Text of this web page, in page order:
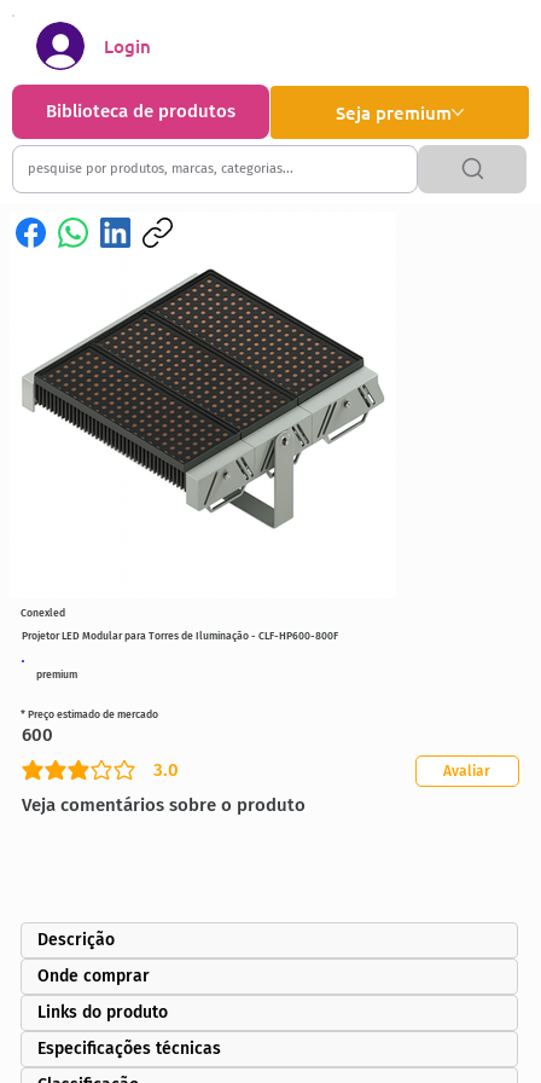
Seja premium
Biblioteca de produtos
Login
premium
Projetor LED Modular para Torres de Iluminação - CLF-HP600-800F
3.0
classificação média é 3 de 5
Veja comentários sobre o produto
Avaliar
* Preço estimado de mercado
600
Conexled
Descrição
Onde comprar
Links do produto
Especificações técnicas